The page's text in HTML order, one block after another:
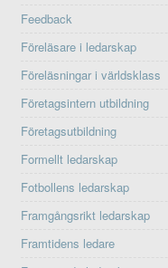
Feedback
Föreläsare i ledarskap
Föreläsningar i världsklass
Företagsintern utbildning
Företagsutbildning
Formellt ledarskap
Fotbollens ledarskap
Framgångsrikt ledarskap
Framtidens ledare